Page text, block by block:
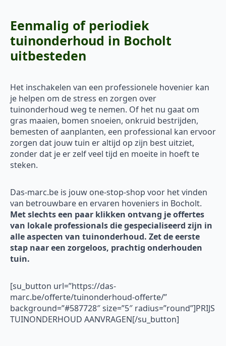
Eenmalig of periodiek
tuinonderhoud in Bocholt
uitbesteden
Het inschakelen van een professionele hovenier kan
je helpen om de stress en zorgen over
tuinonderhoud weg te nemen. Of het nu gaat om
gras maaien, bomen snoeien, onkruid bestrijden,
bemesten of aanplanten, een professional kan ervoor
zorgen dat jouw tuin er altijd op zijn best uitziet,
zonder dat je er zelf veel tijd en moeite in hoeft te
steken.
Das-marc.be is jouw one-stop-shop voor het vinden
van betrouwbare en ervaren hoveniers in Bocholt.
Met slechts een paar klikken ontvang je offertes
van lokale professionals die gespecialiseerd zijn in
alle aspecten van tuinonderhoud. Zet de eerste
stap naar een zorgeloos, prachtig onderhouden
tuin.
[su_button url=”https://das-
marc.be/offerte/tuinonderhoud-offerte/”
background=”#587728″ size=”5″ radius=”round”]PRIJS
TUINONDERHOUD AANVRAGEN[/su_button]